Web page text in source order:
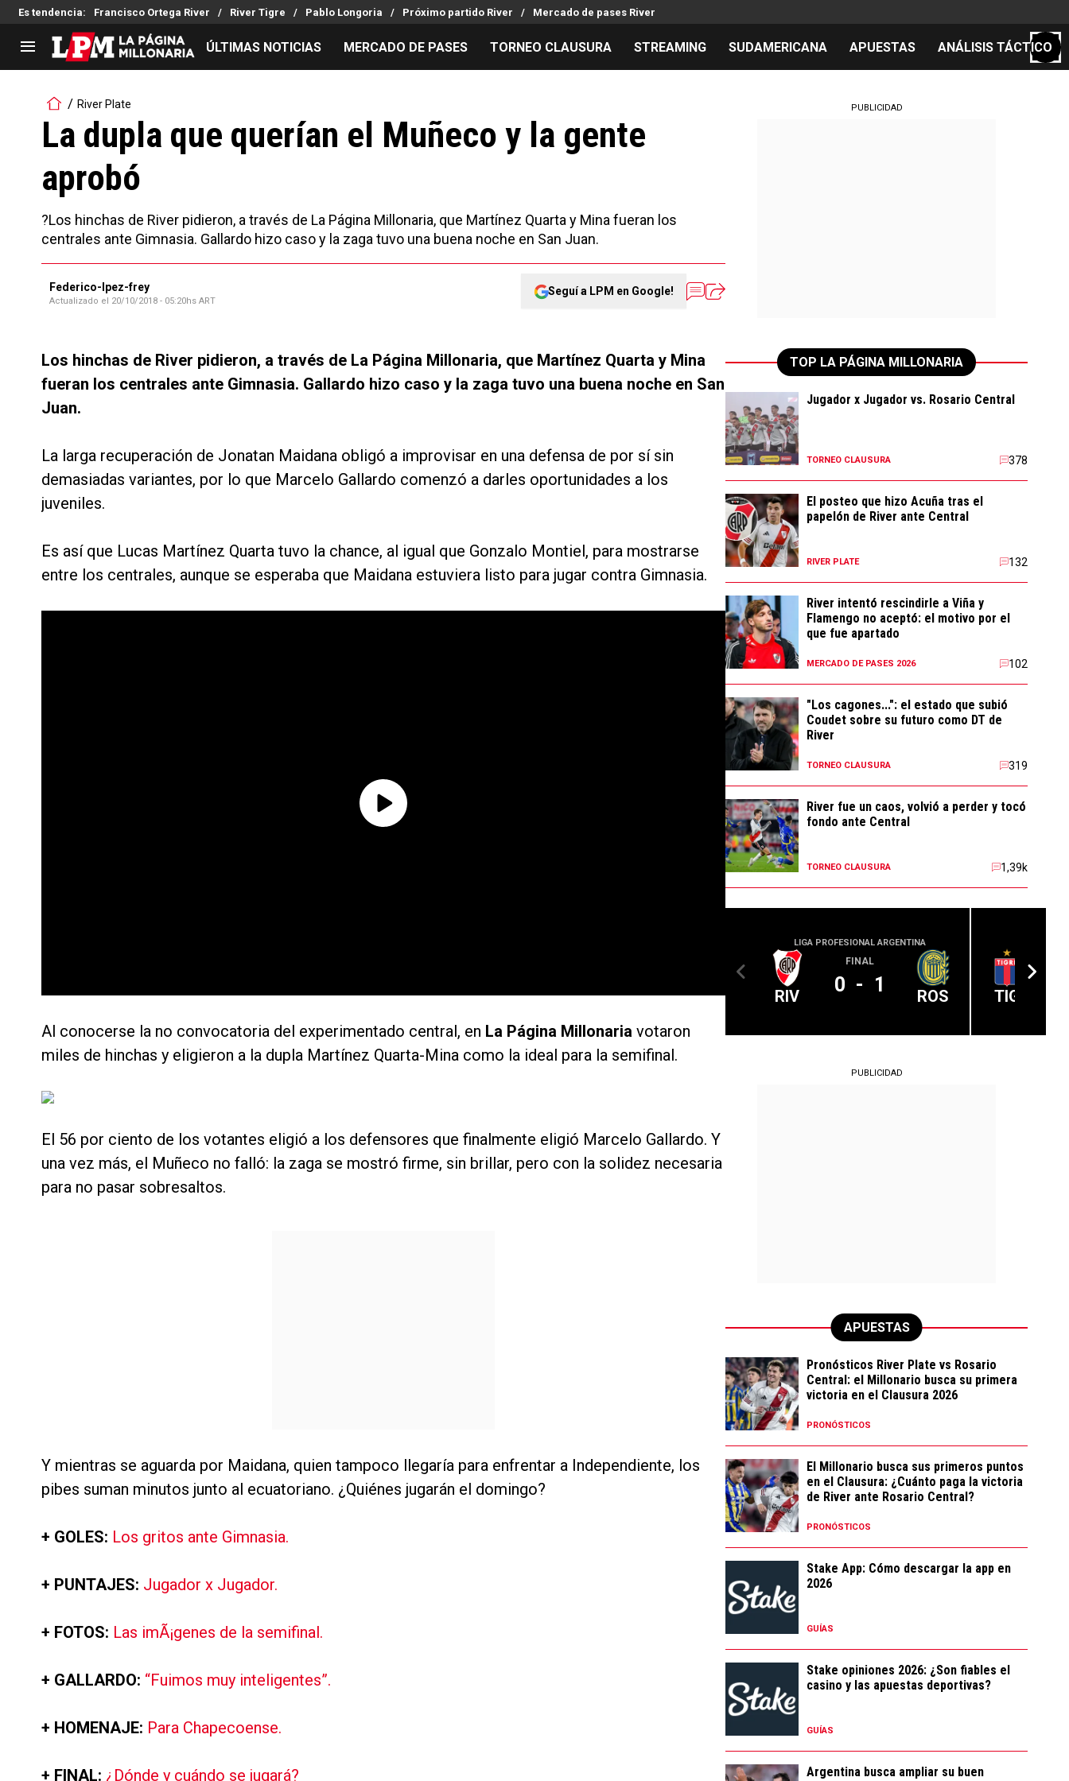
Es tendencia: Francisco Ortega River River Tigre Pablo Longoria Próximo partido River Mercado de pases River
LIGA PROFESIONAL
Noticias
Tabla de posiciones
Reserva
Copa Sudamericana
Copa Argentina
Mercado de Pases
Análisis tácticos
Streaming
Entradas
ÚLTIMAS NOTICIAS MERCADO DE PASES TORNEO CLAUSURA STREAMING SUDAMERICANA APUESTAS ANÁLISIS TÁCTICO
River Plate
La dupla que querían el Muñeco y la gente
aprobó
?Los hinchas de River pidieron, a través de La Página Millonaria, que Martínez Quarta y Mina fueran los
centrales ante Gimnasia. Gallardo hizo caso y la zaga tuvo una buena noche en San Juan.
Federico-lpez-frey
Actualizado el 20/10/2018 - 05:20hs ART
Seguí a LPM en Google!
Los hinchas de River pidieron, a través de La Página Millonaria, que Martínez Quarta y Mina
fueran los centrales ante Gimnasia. Gallardo hizo caso y la zaga tuvo una buena noche en San
Juan.
La larga recuperación de Jonatan Maidana obligó a improvisar en una defensa de por sí sin
demasiadas variantes, por lo que Marcelo Gallardo comenzó a darles oportunidades a los
juveniles.
Es así que Lucas Martínez Quarta tuvo la chance, al igual que Gonzalo Montiel, para mostrarse
entre los centrales, aunque se esperaba que Maidana estuviera listo para jugar contra Gimnasia.
Al conocerse la no convocatoria del experimentado central, en La Página Millonaria votaron
miles de hinchas y eligieron a la dupla Martínez Quarta-Mina como la ideal para la semifinal.
El 56 por ciento de los votantes eligió a los defensores que finalmente eligió Marcelo Gallardo. Y
una vez más, el Muñeco no falló: la zaga se mostró firme, sin brillar, pero con la solidez necesaria
para no pasar sobresaltos.
Y mientras se aguarda por Maidana, quien tampoco llegaría para enfrentar a Independiente, los
pibes suman minutos junto al ecuatoriano. ¿Quiénes jugarán el domingo?
+ GOLES: Los gritos ante Gimnasia.
+ PUNTAJES: Jugador x Jugador.
+ FOTOS: Las imÃ¡genes de la semifinal.
+ GALLARDO: “Fuimos muy inteligentes”.
+ HOMENAJE: Para Chapecoense.
+ FINAL: ¿Dónde y cuándo se jugará?
PUBLICIDAD
TOP LA PÁGINA MILLONARIA
Jugador x Jugador vs. Rosario Central
TORNEO CLAUSURA 378
El posteo que hizo Acuña tras el
papelón de River ante Central
RIVER PLATE 132
River intentó rescindirle a Viña y
Flamengo no aceptó: el motivo por el
que fue apartado
MERCADO DE PASES 2026 102
"Los cagones...": el estado que subió
Coudet sobre su futuro como DT de
River
TORNEO CLAUSURA 319
River fue un caos, volvió a perder y tocó
fondo ante Central
TORNEO CLAUSURA 1,39k
LIGA PROFESIONAL ARGENTINA
RIV
FINAL
0 - 1 ROS TIG
PUBLICIDAD
APUESTAS
Pronósticos River Plate vs Rosario
Central: el Millonario busca su primera
victoria en el Clausura 2026
PRONÓSTICOS
El Millonario busca sus primeros puntos
en el Clausura: ¿Cuánto paga la victoria
de River ante Rosario Central?
PRONÓSTICOS
Stake App: Cómo descargar la app en
2026
GUÍAS
Stake opiniones 2026: ¿Son fiables el
casino y las apuestas deportivas?
GUÍAS
Argentina busca ampliar su buen